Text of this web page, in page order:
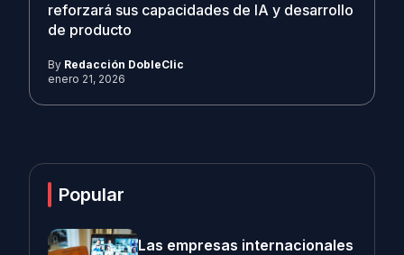
reforzará sus capacidades de IA y desarrollo
de producto
By Redacción DobleClic
enero 21, 2026
Popular
Las empresas internacionales